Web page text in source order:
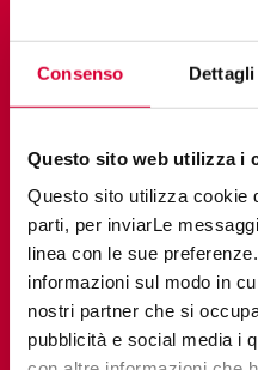
Consenso Dettagli
Questo sito web utilizza i
Questo sito utilizza cookie
parti, per inviarLe
linea con le sue
informazioni sul modo in
nostri partner che si
pubblicità e social media i
получить
эстетически
серый керамогранит
коллекций светло-
преобразить облик
Светло-серый
отражает суть
техническую
утонченность. Этот
выразительный цвет